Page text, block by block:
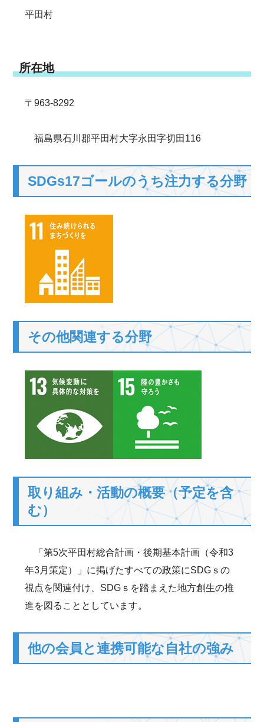
平田村
所在地
〒963-8292
福島県石川郡平田村大字永田字切田116
SDGs17ゴールのうち注力する分野
その他関連する分野
取り組み・活動の概要（予定を含
む）
「第5次平田村総合計画・後期基本計画（令和3
年3月策定）」に掲げたすべての政策にSDGｓの
視点を関連付け、SDGｓを踏まえた地方創生の推
進を図ることとしています。
他の会員と連携可能な自社の強み